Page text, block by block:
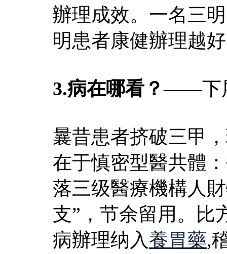
辦理成效。一名三
明患者康健辦理越
3.病在哪看？——下
曩昔患者挤破三甲
在于慎密型醫共體
落三级醫療機構人
支”，节余留用。比
病辦理纳入養胃藥,